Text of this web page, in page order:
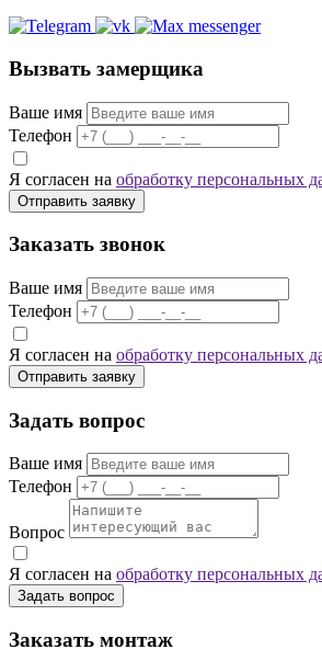
Вызвать замерщика
Ваше имя
Телефон
Я согласен на обработку персональных
Отправить заявку
Заказать звонок
Ваше имя
Телефон
Я согласен на обработку персональных
Отправить заявку
Задать вопрос
Ваше имя
Телефон
Вопрос
Я согласен на обработку персональных
Задать вопрос
Заказать монтаж